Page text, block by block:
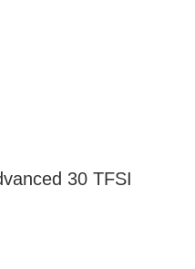
30 TFSI